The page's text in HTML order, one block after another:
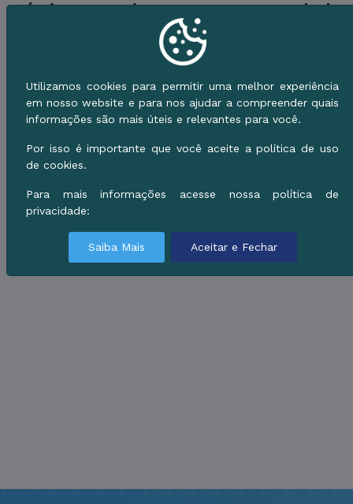
Página Inexistente no Portal da
Prefeitura.
Verifique a URL ou vá para o Início e use o
Menu de Serviços.
Utilizamos cookies para permitir uma melhor experiência
em nosso website e para nos ajudar a compreender quais
informações são mais úteis e relevantes para você.
Por isso é importante que você aceite a política de uso
de cookies.
Para mais informações acesse nossa política de
privacidade:
Saiba Mais Aceitar e Fechar